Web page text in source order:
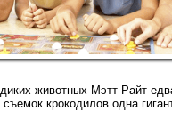
животных Мэтт Райт
крокодилов одна